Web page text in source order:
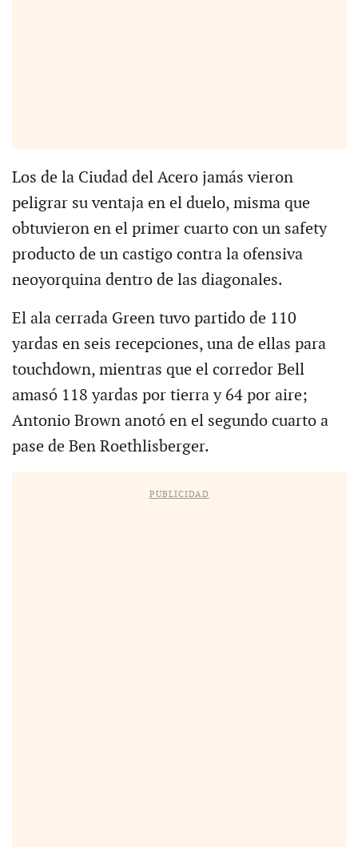
Los de la Ciudad del Acero jamás vieron
peligrar su ventaja en el duelo, misma que
obtuvieron en el primer cuarto con un safety
producto de un castigo contra la ofensiva
neoyorquina dentro de las diagonales.
El ala cerrada Green tuvo partido de 110
yardas en seis recepciones, una de ellas para
touchdown, mientras que el corredor Bell
amasó 118 yardas por tierra y 64 por aire;
Antonio Brown anotó en el segundo cuarto a
pase de Ben Roethlisberger.
PUBLICIDAD